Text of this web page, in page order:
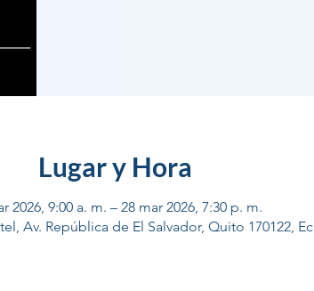
Lugar y Hora
2026, 9:00 a. m. – 28 mar 2026, 7:30 p. m.
Av. República de El Salvador, Quito 170122,